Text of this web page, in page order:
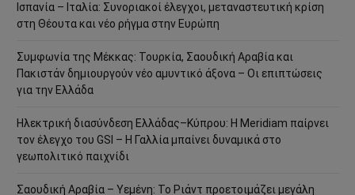
Ισπανία – Ιταλία: Συνοριακοί έλεγχοι, μεταναστευτική κρίση
στη Θέουτα και νέο ρήγμα στην Ευρώπη
Συμφωνία της Μέκκας: Τουρκία, Σαουδική Αραβία και
Πακιστάν δημιουργούν νέο αμυντικό άξονα – Οι επιπτώσεις
για την Ελλάδα
Ηλεκτρική διασύνδεση Ελλάδας–Κύπρου: Η Meridiam παίρνει
τον έλεγχο του GSI – Η Γαλλία μπαίνει δυναμικά στο
γεωπολιτικό παιχνίδι
Σαουδική Αραβία – Υεμένη: Το Ριάντ προετοιμάζει μεγάλη